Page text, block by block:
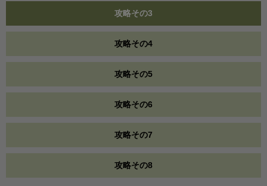
攻略その3
攻略その4
攻略その5
攻略その6
攻略その7
攻略その8